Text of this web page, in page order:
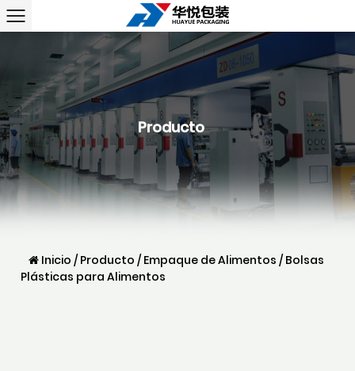
Producto
Inicio / Producto / Empaque de Alimentos / Bolsas
Plásticas para Alimentos